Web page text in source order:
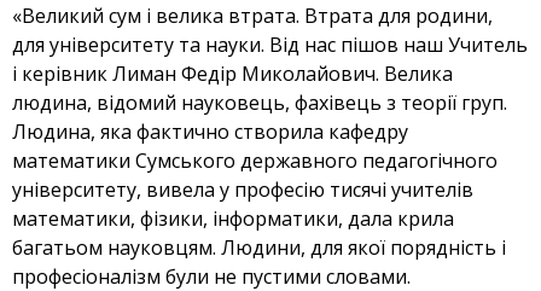
«Великий сум і велика втрата. Втрата для родини,
для університету та науки. Від нас пішов наш Учитель
і керівник Лиман Федір Миколайович. Велика
людина, відомий науковець, фахівець з теорії груп.
Людина, яка фактично створила кафедру
математики Сумського державного педагогічного
університету, вивела у професію тисячі учителів
математики, фізики, інформатики, дала крила
багатьом науковцям. Людини, для якої порядність і
професіоналізм були не пустими словами.